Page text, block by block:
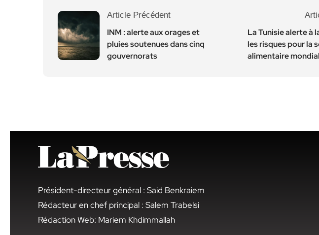
Article Précédent
INM : alerte aux orages et
pluies soutenues dans cinq
gouvernorats
La Tunisie alerte à
les risques pour la
alimentaire
Président-directeur général : Said Benkraiem
Rédacteur en chef principal : Salem Trabelsi
Rédaction Web: Mariem Khdimmallah